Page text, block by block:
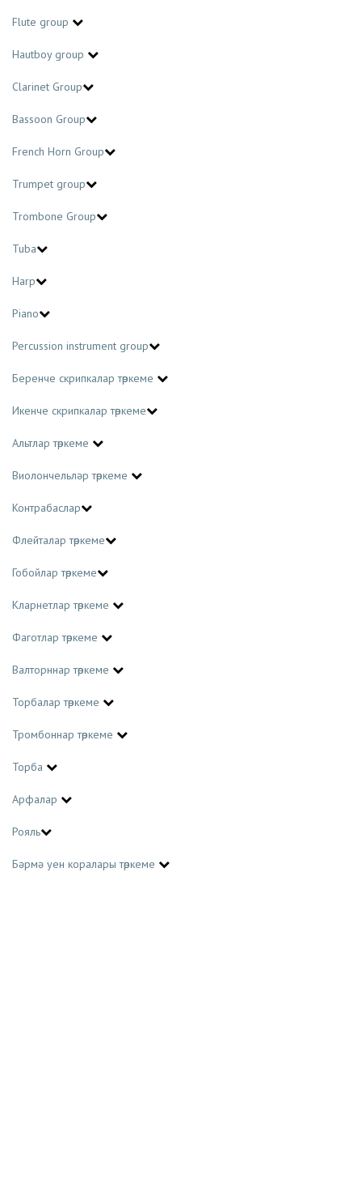
Flute group
Hautboy group
Clarinet Group
Bassoon Group
French Horn Group
Trumpet group
Trombone Group
Tuba
Harp
Piano
Percussion instrument group
Беренче скрипкалар төркеме
Икенче скрипкалар төркеме
Альтлар төркеме
Виолончельләр төркеме
Контрабаслар
Флейталар төркеме
Гобойлар төркеме
Кларнетлар төркеме
Фаготлар төркеме
Валторннар төркеме
Торбалар төркеме
Тромбоннар төркеме
Торба
Арфалар
Рояль
Бәрмә уен коралары төркеме